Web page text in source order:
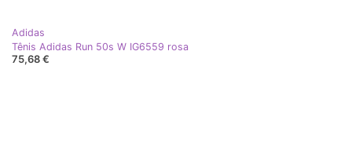
Adidas
Tênis Adidas Run 50s W IG6559 rosa
75,68 €